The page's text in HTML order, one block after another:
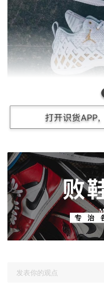
Air
今天早些时候，Jordan品
际篮联男篮篮球世界杯推
在很早之前就拿到了这次
败
发表你的观点